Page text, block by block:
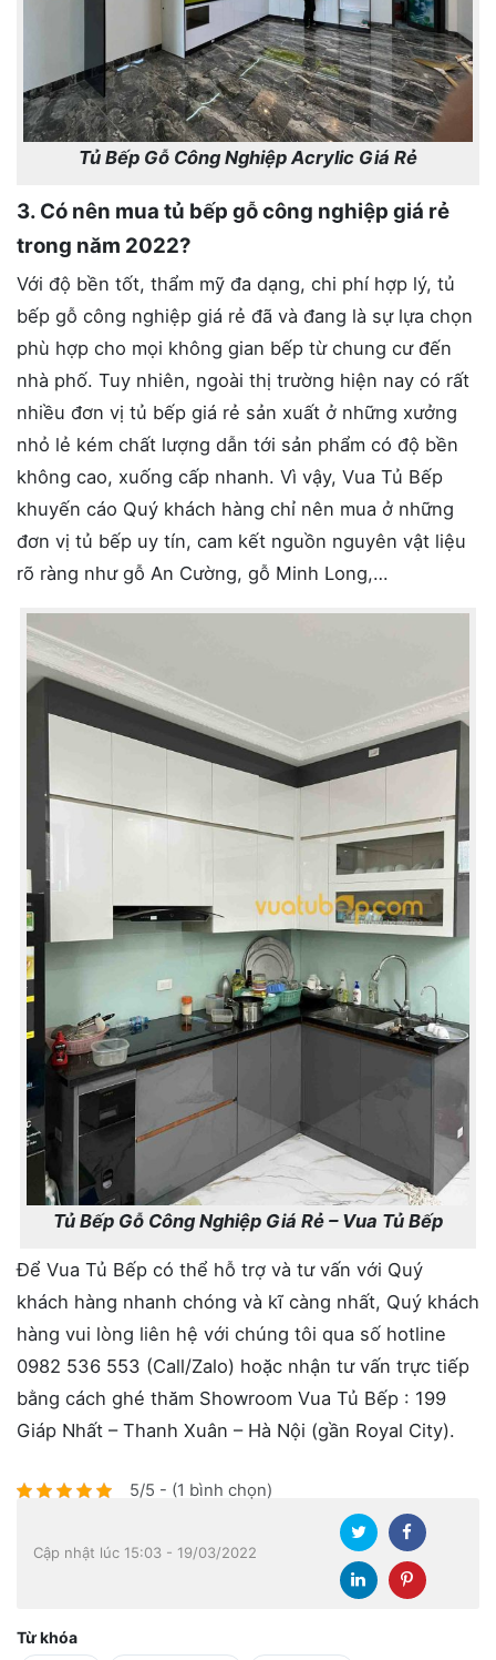
Tủ Bếp Gỗ Công Nghiệp Acrylic Giá Rẻ
3. Có nên mua tủ bếp gỗ công nghiệp giá rẻ
trong năm 2022?
Với độ bền tốt, thẩm mỹ đa dạng, chi phí hợp lý, tủ
bếp gỗ công nghiệp giá rẻ đã và đang là sự lựa chọn
phù hợp cho mọi không gian bếp từ chung cư đến
nhà phố. Tuy nhiên, ngoài thị trường hiện nay có rất
nhiều đơn vị tủ bếp giá rẻ sản xuất ở những xưởng
nhỏ lẻ kém chất lượng dẫn tới sản phẩm có độ bền
không cao, xuống cấp nhanh. Vì vậy, Vua Tủ Bếp
khuyến cáo Quý khách hàng chỉ nên mua ở những
đơn vị tủ bếp uy tín, cam kết nguồn nguyên vật liệu
rõ ràng như gỗ An Cường, gỗ Minh Long,…
Tủ Bếp Gỗ Công Nghiệp Giá Rẻ – Vua Tủ Bếp
Để Vua Tủ Bếp có thể hỗ trợ và tư vấn với Quý
khách hàng nhanh chóng và kĩ càng nhất, Quý khách
hàng vui lòng liên hệ với chúng tôi qua số hotline
0982 536 553 (Call/Zalo) hoặc nhận tư vấn trực tiếp
bằng cách ghé thăm Showroom Vua Tủ Bếp : 199
Giáp Nhất – Thanh Xuân – Hà Nội (gần Royal City).
5/5 - (1 bình chọn)
Cập nhật lúc 15:03 - 19/03/2022
Từ khóa